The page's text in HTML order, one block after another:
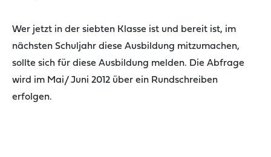
Wer jetzt in der siebten Klasse ist und bereit ist, im
nächsten Schuljahr diese Ausbildung mitzumachen,
sollte sich für diese Ausbildung melden. Die Abfrage
wird im Mai/ Juni 2012 über ein Rundschreiben
erfolgen.